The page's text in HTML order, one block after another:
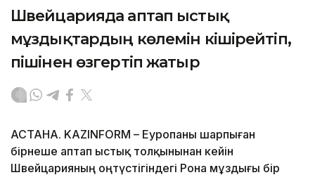
Швейцарияда аптап ыстық
мұздықтардың көлемін кішірейтіп,
пішінен өзгертіп жатыр
АСТАНА. KAZINFORM – Еуропаны шарпыған
бірнеше аптап ыстық толқынынан кейін
Швейцарияның оңтүстігіндегі Рона мұздығы бір